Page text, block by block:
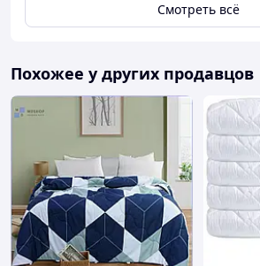
Смотреть всё
Похожее у других продавцов